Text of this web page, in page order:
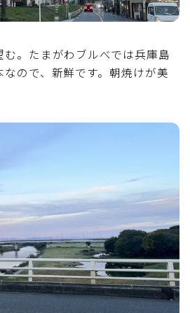
。たまがわブルべでは兵庫島
ので、新鮮です。朝焼けが美